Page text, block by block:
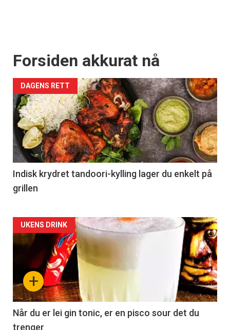
Forsiden akkurat nå
DAGENS RETT
Indisk krydret tandoori-kylling lager du enkelt på
grillen
Forsiden
akkurat
nå
-
2
+
UKENS DRINK
Når du er lei gin tonic, er en pisco sour det du
trenger